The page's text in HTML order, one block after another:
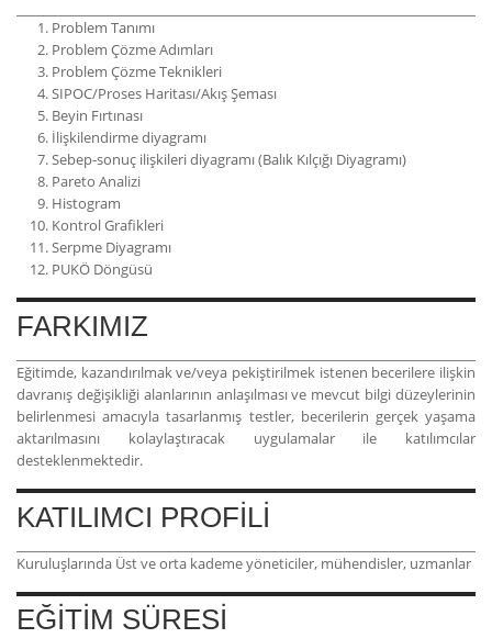
Problem Tanımı
Problem Çözme Adımları
Problem Çözme Teknikleri
SIPOC/Proses Haritası/Akış Şeması
Beyin Fırtınası
İlişkilendirme diyagramı
Sebep-sonuç ilişkileri diyagramı (Balık Kılçığı Diyagramı)
Pareto Analizi
Histogram
Kontrol Grafikleri
Serpme Diyagramı
PUKÖ Döngüsü
FARKIMIZ
Eğitimde, kazandırılmak ve/veya pekiştirilmek istenen becerilere ilişkin
davranış değişikliği alanlarının anlaşılması ve mevcut bilgi düzeylerinin
belirlenmesi amacıyla tasarlanmış testler, becerilerin gerçek yaşama
aktarılmasını kolaylaştıracak uygulamalar ile katılımcılar
desteklenmektedir.
KATILIMCI PROFİLİ
Kuruluşlarında Üst ve orta kademe yöneticiler, mühendisler, uzmanlar
EĞİTİM SÜRESİ